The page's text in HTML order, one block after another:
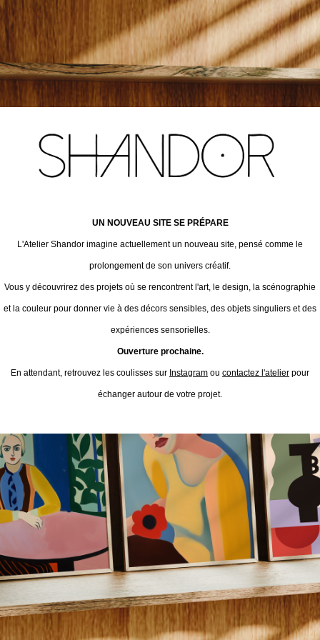
UN NOUVEAU SITE SE PRÉPARE
L'Atelier Shandor imagine actuellement un nouveau site, pensé comme le
prolongement de son univers créatif.
Vous y découvrirez des projets où se rencontrent l'art, le design, la scénographie
et la couleur pour donner vie à des décors sensibles, des objets singuliers et des
expériences sensorielles.
Ouverture prochaine.
En attendant, retrouvez les coulisses sur Instagram ou contactez l'atelier pour
échanger autour de votre projet.